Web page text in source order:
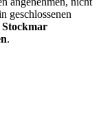
geschlossenen
Stockmar
.